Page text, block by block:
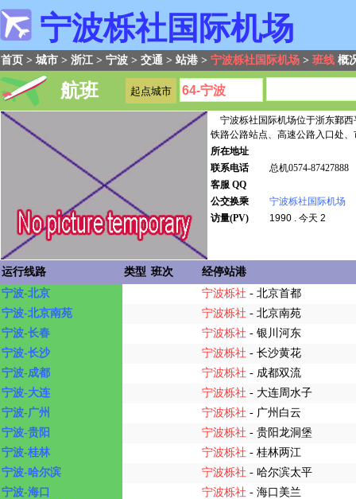
宁波栎社国际机场
首页 > 城市 > 浙江 > 宁波 > 交通 > 站港 > 宁波栎社国际机场 > 班线 概
航班
宁波栎社国际机场位于浙东鄞西
铁路公路站点、高速公路入口处、
所在地址
联系电话
总机0574-87427888
客服 QQ
公交换乘
宁波栎社国际机场
访量(PV)
1990 . 今天 2
运行线路 类型 班次
经停站港
宁波-北京
宁波栎社 - 北京首都
宁波-北京南苑
宁波栎社 - 北京南苑
宁波-长春
宁波栎社 - 银川河东
宁波-长沙
宁波栎社 - 长沙黄花
宁波-成都
宁波栎社 - 成都双流
宁波-大连
宁波栎社 - 大连周水子
宁波-广州
宁波栎社 - 广州白云
宁波-贵阳
宁波栎社 - 贵阳龙洞堡
宁波-桂林
宁波栎社 - 桂林两江
宁波-哈尔滨
宁波栎社 - 哈尔滨太平
宁波-海口
宁波栎社 - 海口美兰